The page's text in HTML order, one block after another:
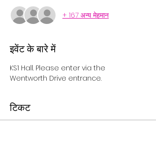
+ 167 अन्य मेहमान
इवेंट के बारे में
KS1 Hall. Please enter via the
Wentworth Drive entrance.
टिकट